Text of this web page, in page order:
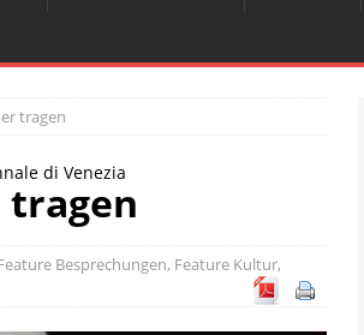
tragen
di Venezia
tragen
Besprechungen, Feature Kultur,